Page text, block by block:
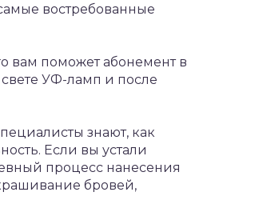
востребованные
вам поможет абонемент в
УФ-ламп и после
знают, как
Если вы устали
процесс нанесения
бровей,